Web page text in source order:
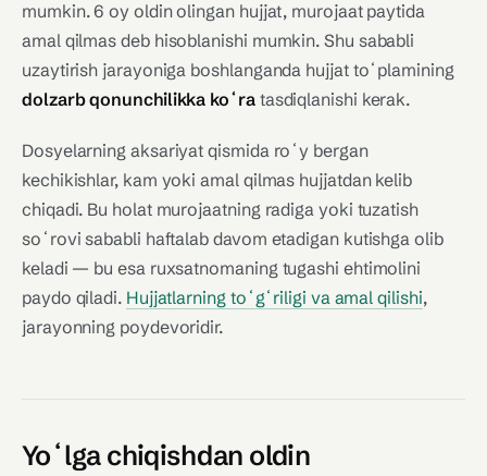
mumkin. 6 oy oldin olingan hujjat, murojaat paytida
amal qilmas deb hisoblanishi mumkin. Shu sababli
uzaytirish jarayoniga boshlanganda hujjat toʻplamining
dolzarb qonunchilikka koʻratasdiqlanishi kerak.
Dosyelarning aksariyat qismida roʻy bergan
kechikishlar, kam yoki amal qilmas hujjatdan kelib
chiqadi. Bu holat murojaatning radiga yoki tuzatish
soʻrovi sababli haftalab davom etadigan kutishga olib
keladi — bu esa ruxsatnomaning tugashi ehtimolini
paydo qiladi. Hujjatlarning toʻgʻriligi va amal qilishi,
jarayonning poydevoridir.
Yoʻlga chiqishdan oldin